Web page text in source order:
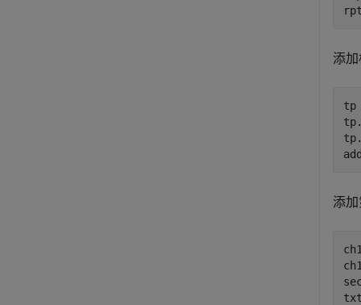
添加
tp
添